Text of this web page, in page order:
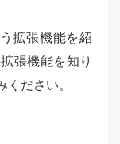
拡張機能を紹
張機能を知り
ださい。